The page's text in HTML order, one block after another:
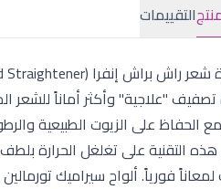
التقييمات
تصفيف "علاجية" وأكثر أماناً
التقنية على تغلغل الحرارة